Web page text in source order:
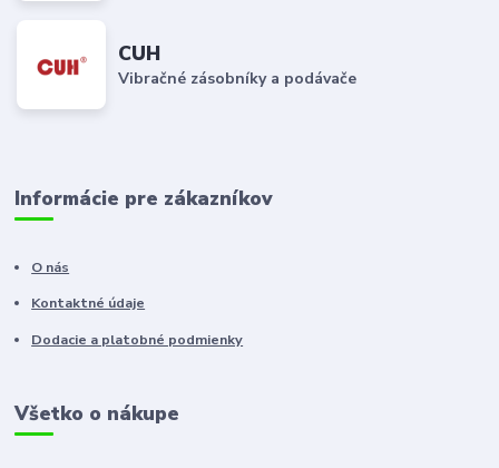
CUH
Vibračné zásobníky a podávače
Informácie pre zákazníkov
O nás
Kontaktné údaje
Dodacie a platobné podmienky
Všetko o nákupe